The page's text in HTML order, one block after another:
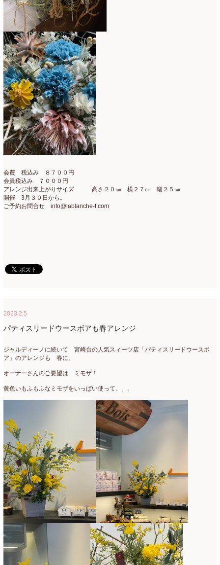
会費 税込み ８７００円
会員税込み ７０００円
アレンジ出来上がりサイズ 高さ２０㎝ 横２７㎝ 幅２５㎝
開催 3月３０日から。
ご予約お問合せ info@lablanche-f.com
2023.2.5
パティスリードウースボアも春アレンジ
ジャルディーノに続いて 宮崎台の人気スィーツ店「パティスリードウースボ
ア」のアレンジも 春に。
オーナーさんのご要望は ミモザ！
黄色いもふもふなミモザをいっぱい使って。。。